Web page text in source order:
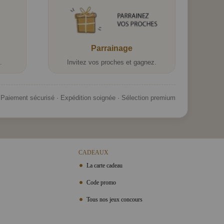
Parrainage
Invitez vos proches et gagnez.
Paiement sécurisé · Expédition soignée · Sélection premium
CADEAUX
La carte cadeau
Code promo
Tous nos jeux concours